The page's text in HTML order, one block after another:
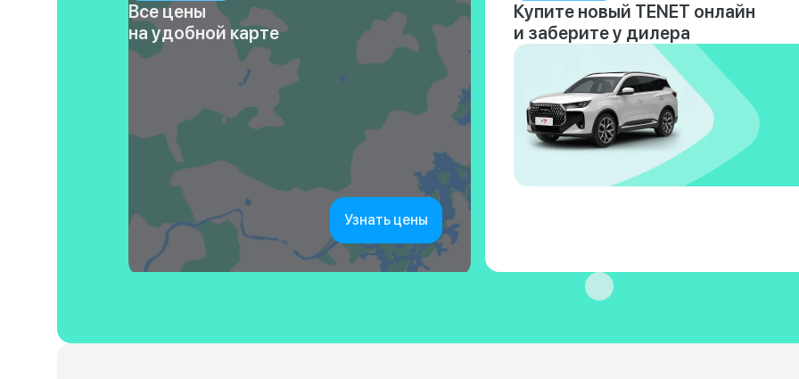
Все цены
на удобной карте
Узнать цены
Купите новый TENET онлайн
и заберите у дилера